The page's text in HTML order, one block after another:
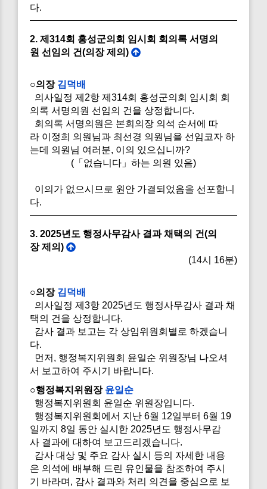
다.
2. 제314회 홍성군의회 임시회 회의록 서명의
원 선임의 건(의장 제의)
○의장 김덕배
의사일정 제2항 제314회 홍성군의회 임시회 회
의록 서명의원 선임의 건을 상정합니다.
회의록 서명의원은 본회의장 의석 순서에 따
라 이정희 의원님과 최선경 의원님을 선임코자 하
는데 의원님 여러분, 이의 있으십니까?
(「없습니다」하는 의원 있음)
이의가 없으시므로 원안 가결되었음을 선포합니
다.
3. 2025년도 행정사무감사 결과 채택의 건(의
장 제의)
(14시 16분)
○의장 김덕배
의사일정 제3항 2025년도 행정사무감사 결과 채
택의 건을 상정합니다.
감사 결과 보고는 각 상임위원회별로 하겠습니
다.
먼저, 행정복지위원회 윤일순 위원장님 나오셔
서 보고하여 주시기 바랍니다.
○행정복지위원장 윤일순
행정복지위원회 윤일순 위원장입니다.
행정복지위원회에서 지난 6월 12일부터 6월 19
일까지 8일 동안 실시한 2025년도 행정사무감
사 결과에 대하여 보고드리겠습니다.
감사 대상 및 주요 감사 실시 등의 자세한 내용
은 의석에 배부해 드린 유인물을 참조하여 주시
기 바라며, 감사 결과와 처리 의견을 중심으로 보